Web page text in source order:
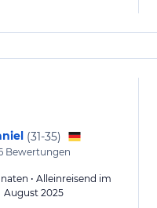
(31-35)
Bewertungen
• Alleinreisend im
August 2025